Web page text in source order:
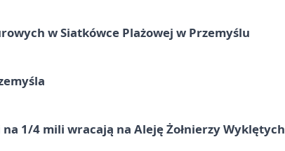
w Siatkówce Plażowej w Przemyślu
1/4 mili wracają na Aleję Żołnierzy Wyklętych